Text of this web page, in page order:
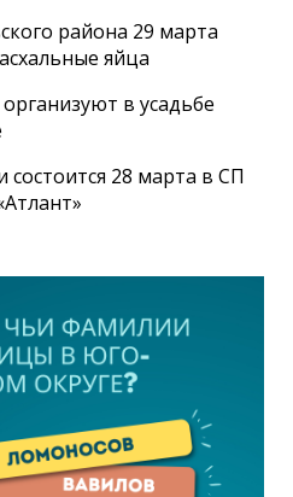
района 29 марта
яйца
в усадьбе
состоится 28 марта в СП